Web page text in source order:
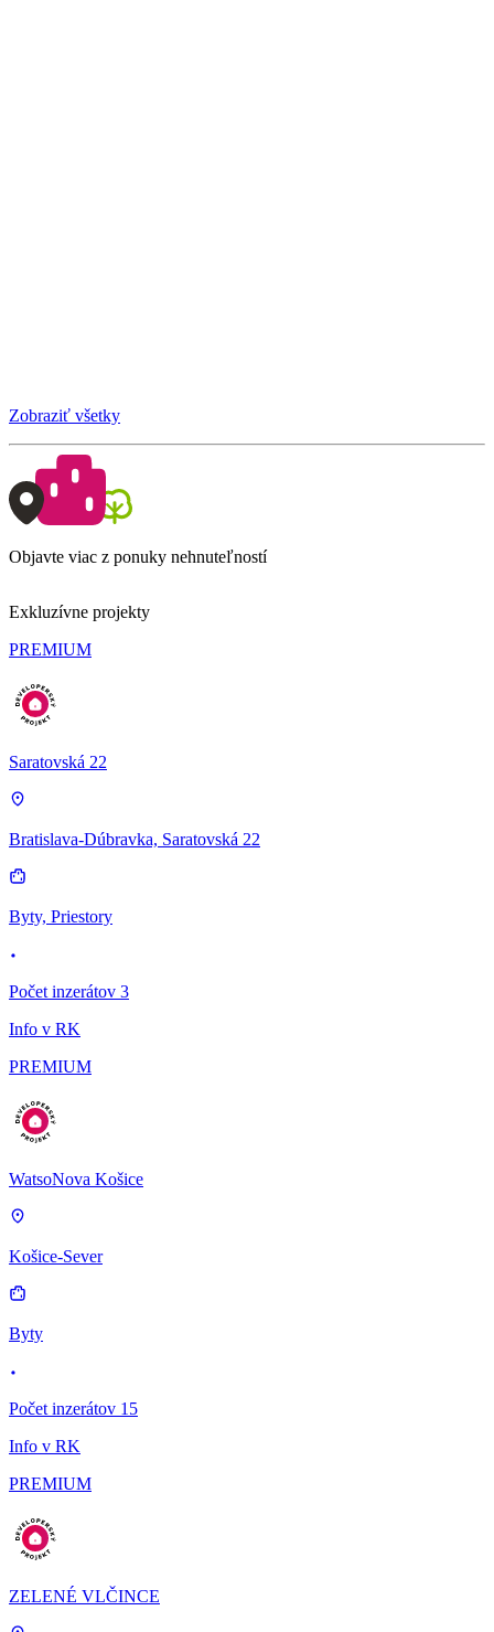
Zobraziť všetky
Objavte viac z ponuky nehnuteľností
Exkluzívne projekty
PREMIUM
Saratovská 22
Bratislava-Dúbravka, Saratovská 22
Byty, Priestory
Počet inzerátov 3
Info v RK
PREMIUM
WatsoNova Košice
Košice-Sever
Byty
Počet inzerátov 15
Info v RK
PREMIUM
ZELENÉ VLČINCE